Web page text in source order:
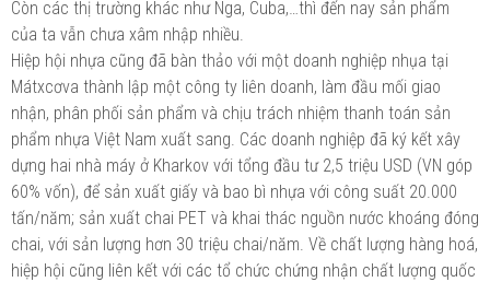
Còn các thị trường khác như Nga, Cuba,…thì đến nay sản phẩm
của ta vẫn chưa xâm nhập nhiều.
Hiệp hội nhựa cũng đã bàn thảo với một doanh nghiệp nhụa tại
Mátxcơva thành lập một công ty liên doanh, làm đầu mối giao
nhận, phân phối sản phẩm và chịu trách nhiệm thanh toán sản
phẩm nhựa Việt Nam xuất sang. Các doanh nghiệp đã ký kết xây
dựng hai nhà máy ở Kharkov với tổng đầu tư 2,5 triệu USD (VN góp
60% vốn), để sản xuất giấy và bao bì nhựa với công suất 20.000
tấn/năm; sản xuất chai PET và khai thác nguồn nước khoáng đóng
chai, với sản lượng hơn 30 triệu chai/năm. Về chất lượng hàng hoá,
hiệp hội cũng liên kết với các tổ chức chứng nhận chất lượng quốc